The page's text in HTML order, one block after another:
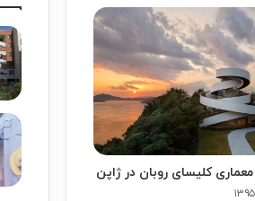
کلیسای روبان در ژاپن
۰۶